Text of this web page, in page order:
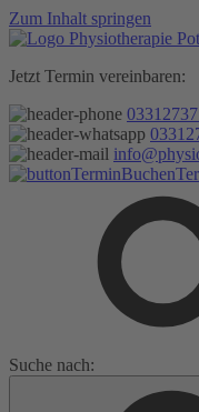
Zum Inhalt springen
Jetzt Termin vereinbaren:
Suche nach: